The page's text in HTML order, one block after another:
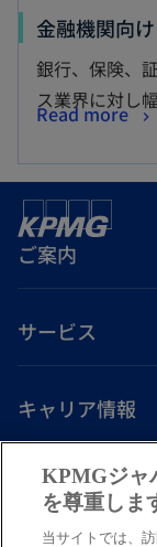
金融機関向
銀行、保険、
ス業界に対し
Read more
ご案内
サービス
キャリア情報
免責事項プライバ
KPMGジャ
を尊重しま
当サイトでは、